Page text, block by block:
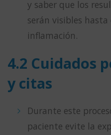
y saber que los
serán visibles
inflamación.
4.2 Cuidados
y citas
Durante este
paciente evite la